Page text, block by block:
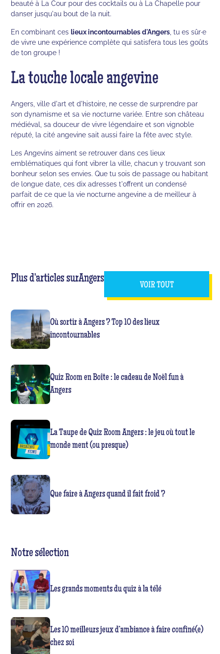
beauté à La Cour pour des cocktails ou à La Chapelle pour
danser jusqu'au bout de la nuit.
En combinant ceslieux incontournables d'Angers , tu es sûr·e
de vivre une expérience complète qui satisfera tous les goûts
de ton groupe !
La touche locale angevine
Angers, ville d'art et d'histoire, ne cesse de surprendre par
son dynamisme et sa vie nocturne variée. Entre son château
médiéval, sa douceur de vivre légendaire et son vignoble
réputé, la cité angevine sait aussi faire la fête avec style.
Les Angevins aiment se retrouver dans ces lieux
emblématiques qui font vibrer la ville, chacun y trouvant son
bonheur selon ses envies. Que tu sois de passage ou habitant
de longue date, ces dix adresses t'offrent un condensé
parfait de ce que la vie nocturne angevine a de meilleur à
offrir en 2026.
Plus d'articles surAngers
VOIR TOUT
Où sortir à Angers ? Top 10 des lieux
incontournables
Quiz Room en Boîte : le cadeau de Noël fun à
Angers
La Taupe de Quiz Room Angers : le jeu où tout le
monde ment (ou presque)
Que faire à Angers quand il fait froid ?
Notre sélection
Les grands moments du quiz à la télé
Les 10 meilleurs jeux d’ambiance à faire confiné(e)
chez soi